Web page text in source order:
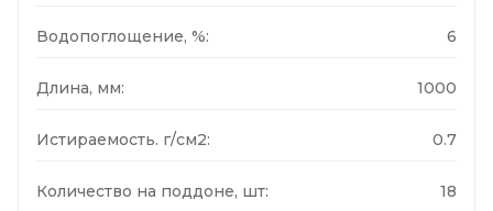
Водопоглощение, %: 6
Длина, мм: 1000
Истираемость. г/см2: 0.7
Количество на поддоне, шт: 18